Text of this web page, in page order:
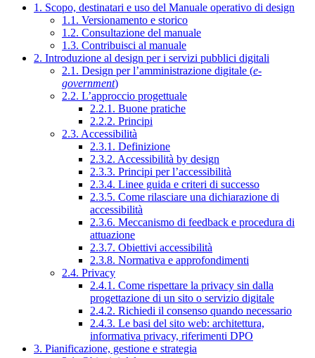
1. Scopo, destinatari e uso del Manuale operativo di design
1.1. Versionamento e storico
1.2. Consultazione del manuale
1.3. Contribuisci al manuale
2. Introduzione al design per i servizi pubblici digitali
2.1. Design per l’amministrazione digitale (e-
government)
2.2. L’approccio progettuale
2.2.1. Buone pratiche
2.2.2. Principi
2.3. Accessibilità
2.3.1. Definizione
2.3.2. Accessibilità by design
2.3.3. Principi per l’accessibilità
2.3.4. Linee guida e criteri di successo
2.3.5. Come rilasciare una dichiarazione di
accessibilità
2.3.6. Meccanismo di feedback e procedura di
attuazione
2.3.7. Obiettivi accessibilità
2.3.8. Normativa e approfondimenti
2.4. Privacy
2.4.1. Come rispettare la privacy sin dalla
progettazione di un sito o servizio digitale
2.4.2. Richiedi il consenso quando necessario
2.4.3. Le basi del sito web: architettura,
informativa privacy, riferimenti DPO
3. Pianificazione, gestione e strategia